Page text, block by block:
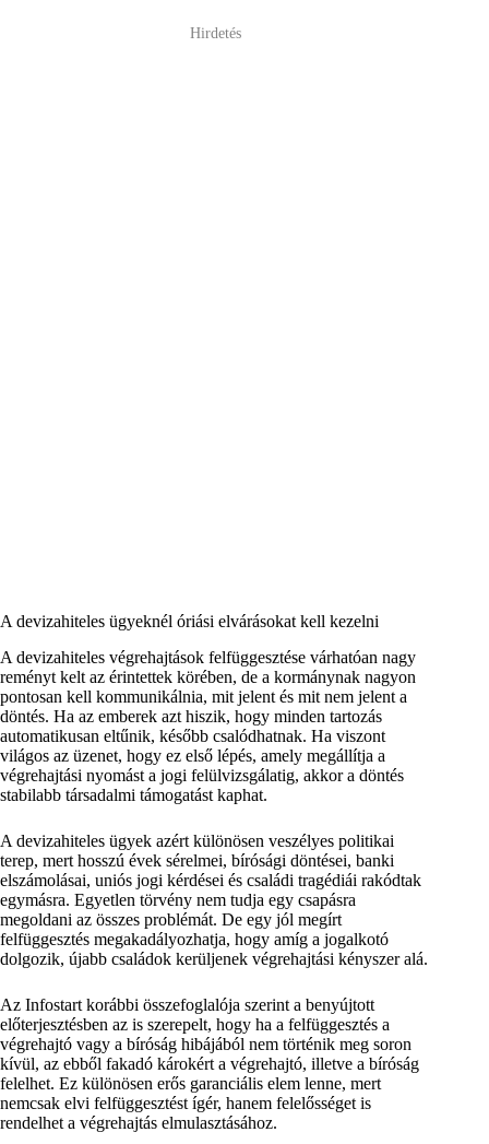
Hirdetés
A devizahiteles ügyeknél óriási elvárásokat kell kezelni
A devizahiteles végrehajtások felfüggesztése várhatóan nagy
reményt kelt az érintettek körében, de a kormánynak nagyon
pontosan kell kommunikálnia, mit jelent és mit nem jelent a
döntés. Ha az emberek azt hiszik, hogy minden tartozás
automatikusan eltűnik, később csalódhatnak. Ha viszont
világos az üzenet, hogy ez első lépés, amely megállítja a
végrehajtási nyomást a jogi felülvizsgálatig, akkor a döntés
stabilabb társadalmi támogatást kaphat.
A devizahiteles ügyek azért különösen veszélyes politikai
terep, mert hosszú évek sérelmei, bírósági döntései, banki
elszámolásai, uniós jogi kérdései és családi tragédiái rakódtak
egymásra. Egyetlen törvény nem tudja egy csapásra
megoldani az összes problémát. De egy jól megírt
felfüggesztés megakadályozhatja, hogy amíg a jogalkotó
dolgozik, újabb családok kerüljenek végrehajtási kényszer alá.
Az Infostart korábbi összefoglalója szerint a benyújtott
előterjesztésben az is szerepelt, hogy ha a felfüggesztés a
végrehajtó vagy a bíróság hibájából nem történik meg soron
kívül, az ebből fakadó károkért a végrehajtó, illetve a bíróság
felelhet. Ez különösen erős garanciális elem lenne, mert
nemcsak elvi felfüggesztést ígér, hanem felelősséget is
rendelhet a végrehajtás elmulasztásához.